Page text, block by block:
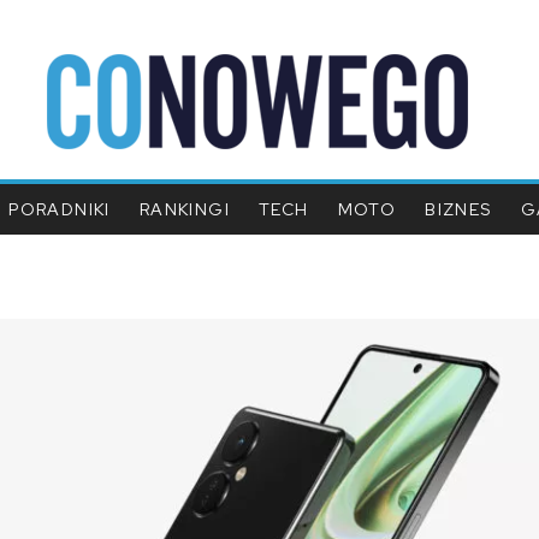
PORADNIKI RANKINGI TECH MOTO BIZNES